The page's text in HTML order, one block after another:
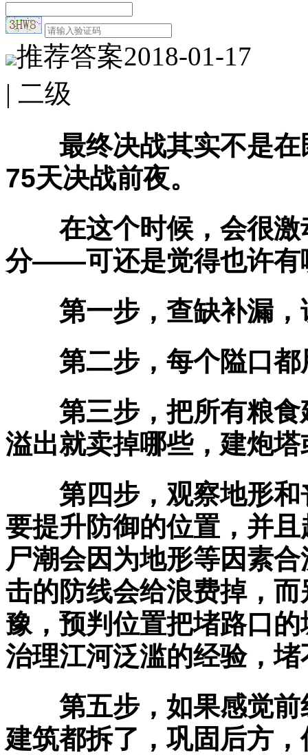
推荐答案2018-01-17
| 二级
最终决战其实不是在
75天决战前夜。
在这个时候，会很激
分——可还是觉得也许有
第一步，查缺补漏，
第二步，每个隘口都
第三步，把所有粮食
溢出就卖掉哪些，建炮
第四步，观察地形和
要提升防御的位置，并
尸潮会因为地形等因素
击的防线会给浪费掉，
豫，预判位置把堵路口
治理江河泛滥的经验，
第五步，如果感觉前
建筑都拆了，巩固后方